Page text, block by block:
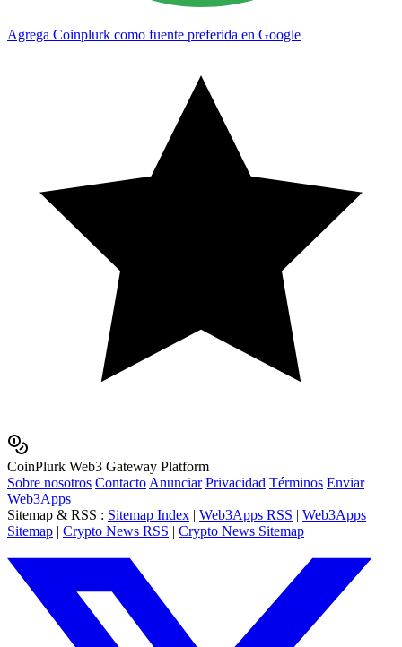
Agrega Coinplurk como fuente preferida en Google
CoinPlurk Web3 Gateway Platform
Sobre nosotros Contacto Anunciar Privacidad Términos Enviar
Web3Apps
Sitemap & RSS : Sitemap Index | Web3Apps RSS | Web3Apps
Sitemap | Crypto News RSS | Crypto News Sitemap